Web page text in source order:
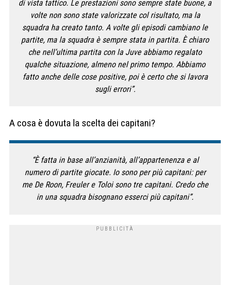
di vista tattico. Le prestazioni sono sempre state buone, a
volte non sono state valorizzate col risultato, ma la
squadra ha creato tanto. A volte gli episodi cambiano le
partite, ma la squadra è sempre stata in partita. È chiaro
che nell’ultima partita con la Juve abbiamo regalato
qualche situazione, almeno nel primo tempo. Abbiamo
fatto anche delle cose positive, poi è certo che si lavora
sugli errori”.
A cosa è dovuta la scelta dei capitani?
“È fatta in base all’anzianità, all’appartenenza e al
numero di partite giocate. Io sono per più capitani: per
me De Roon, Freuler e Toloi sono tre capitani. Credo che
in una squadra bisognano esserci più capitani”.